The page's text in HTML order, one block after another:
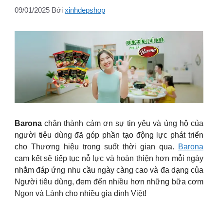
09/01/2025 Bởi xinhdepshop
Barona chân thành cảm ơn sự tin yêu và ủng hộ của
người tiêu dùng đã góp phần tạo động lực phát triển
cho Thương hiệu trong suốt thời gian qua.
Barona
cam kết sẽ tiếp tục nỗ lực và hoàn thiện hơn mỗi ngày
nhằm đáp ứng nhu cầu ngày càng cao và đa dạng của
Người tiêu dùng, đem đến nhiều hơn những bữa cơm
Ngon và Lành cho nhiều gia đình Việt!